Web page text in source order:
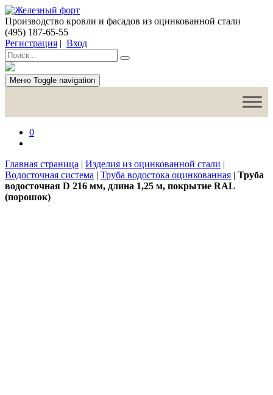
Производство кровли и фасадов из оцинкованной стали
(495) 187-65-55
Регистрация | Вход
Меню Toggle navigation
0
Главная страница | Изделия из оцинкованной стали |
Водосточная система | Труба водостока оцинкованная | Труба
водосточная D 216 мм, длина 1,25 м, покрытие RAL
(порошок)